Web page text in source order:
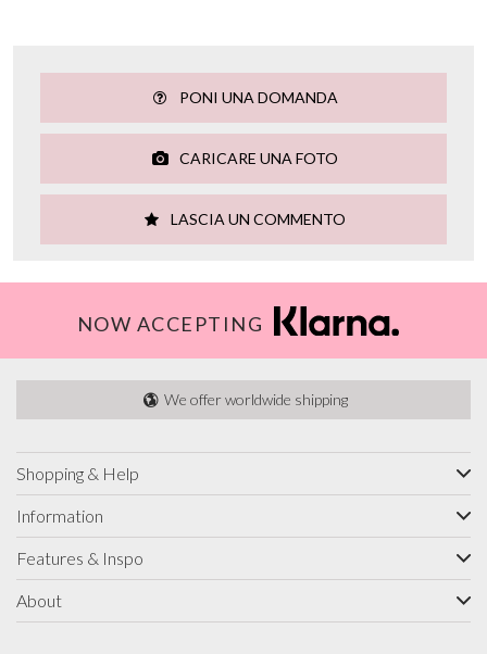
PONI UNA DOMANDA
CARICARE UNA FOTO
LASCIA UN COMMENTO
NOW ACCEPTING
We offer worldwide shipping
Shopping & Help
Information
Features & Inspo
About